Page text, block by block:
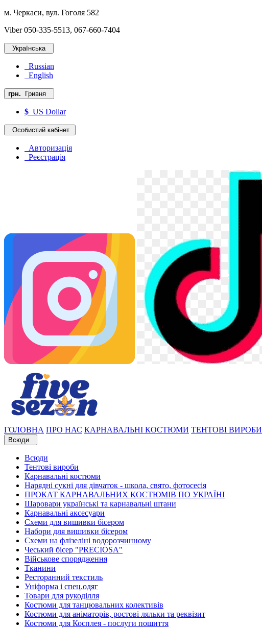
м. Черкаси, вул. Гоголя 582
Viber 050-335-5513, 067-660-7404
Українська
Russian
English
грн. Гривня
$ US Dollar
Особистий кабінет
Авторизація
Реєстрація
ГОЛОВНА ПРО НАС КАРНАВАЛЬНІ КОСТЮМИ ТЕНТОВІ ВИРОБИ
Всюди
Всюди
Тентові вироби
Карнавальні костюми
Нарядні сукні для дівчаток - школа, свято, фотосесія
ПРОКАТ КАРНАВАЛЬНИХ КОСТЮМІВ ПО УКРАЇНІ
Шаровари українські та карнавальні штани
Карнавальні аксесуари
Схеми для вишивки бісером
Набори для вишивки бісером
Схеми на флізеліні водорозчинному
Чеський бісер "PRECIOSA"
Військове спорядження
Тканини
Ресторанний текстиль
Уніформа і спец.одяг
Товари для рукоділля
Костюми для танцювальних колективів
Костюми для аніматорів, ростові ляльки та реквізит
Костюми для Косплея - послуги пошиття